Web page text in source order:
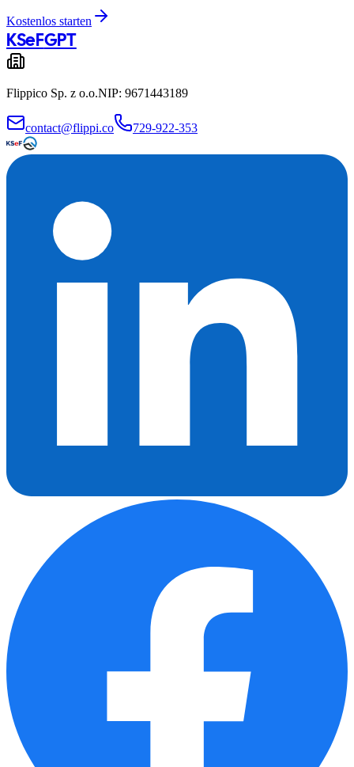
Kostenlos starten
KSeFGPT
Flippico Sp. z o.o.NIP: 9671443189
contact@flippi.co 729-922-353